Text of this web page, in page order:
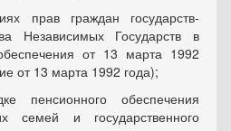
прав граждан государств-
Независимых Государств в
от 13 марта 1992
от 13 марта 1992 года);
пенсионного обеспечения
семей и государственного